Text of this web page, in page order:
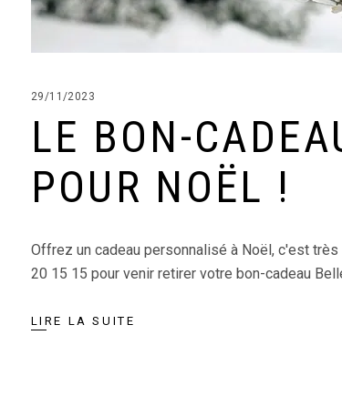
29/11/2023
LE BON-
POUR NOËL !
Offrez un cadeau personnalisé à Noël, c'est
20 15 15 pour venir retirer votre bon-cadeau